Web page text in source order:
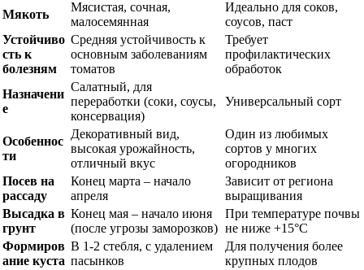
Мякоть
Мясистая, сочная,
малосемянная
Идеально для соков,
соусов, паст
Устойчиво
сть к
болезням
Средняя устойчивость к
основным заболеваниям
томатов
Требует
профилактических
обработок
Назначени
е
Салатный, для
переработки (соки, соусы,
консервация)
Универсальный сорт
Особеннос
ти
Декоративный вид,
высокая урожайность,
отличный вкус
Один из любимых
сортов у многих
огородников
Посев на
рассаду
Конец марта – начало
апреля
Зависит от региона
выращивания
Высадка в
грунт
Конец мая – начало июня
(после угрозы заморозков)
При температуре почвы
не ниже +15°C
Формиров
ание куста
В 1-2 стебля, с удалением
пасынков
Для получения более
крупных плодов